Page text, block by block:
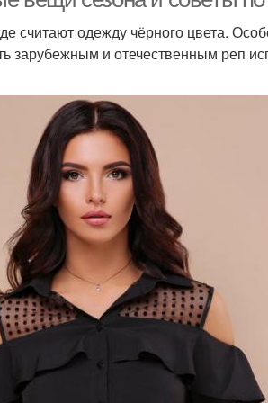
одежду чёрного цвета.
зарубежным и отечественным реп